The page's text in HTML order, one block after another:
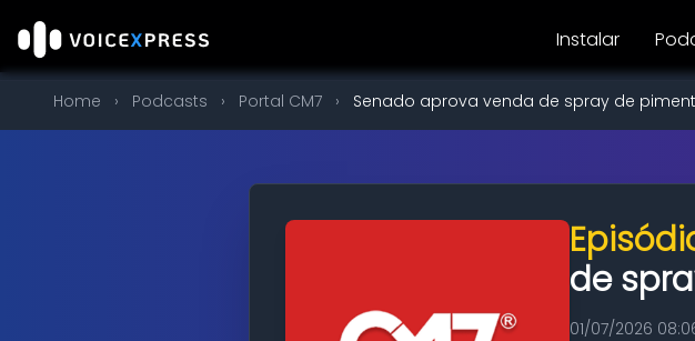
Instalar
Home › Podcasts › Portal CM7 › Senado aprova venda de spray de
de
01/07/2026